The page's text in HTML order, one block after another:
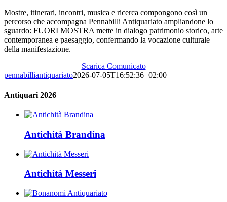
Mostre, itinerari, incontri, musica e ricerca compongono così un
percorso che accompagna Pennabilli Antiquariato ampliandone lo
sguardo: FUORI MOSTRA mette in dialogo patrimonio storico, arte
contemporanea e paesaggio, confermando la vocazione culturale
della manifestazione.
Scarica Comunicato
pennabilliantiquariato2026-07-05T16:52:36+02:00
Antiquari 2026
Antichità Brandina
Antichità Messeri